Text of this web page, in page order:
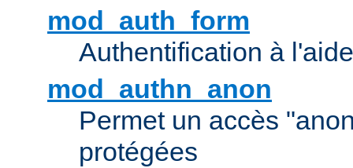
mod_auth_form
Authentification à
mod_authn_anon
Permet un accès
protégées